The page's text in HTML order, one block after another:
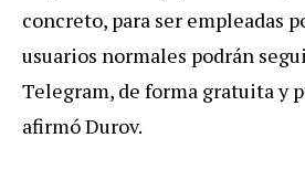
concreto, para ser empleadas
usuarios normales podrán
Telegram, de forma gratuita y
afirmó Durov.